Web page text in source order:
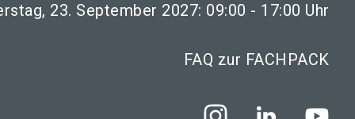
23. September 2027: 09:00 - 17:00 Uhr
FAQ zur FACHPACK